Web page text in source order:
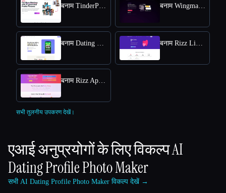
सभी तुलनीय उपकरण देखें।
एआई अनुप्रयोगों के लिए विकल्पAI
Dating Profile Photo Maker
सभी AI Dating Profile Photo Maker विकल्प देखें →